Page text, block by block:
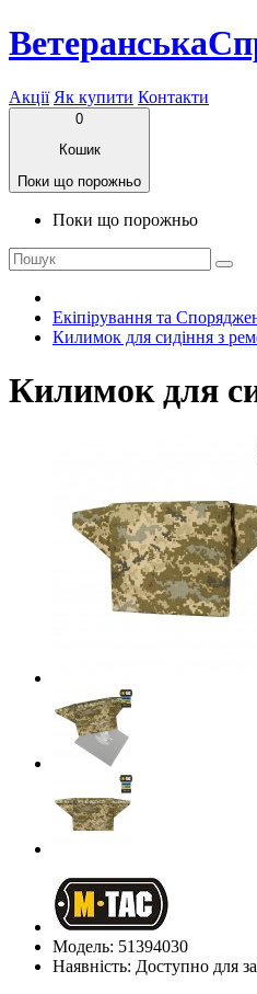
Акції Як купити Контакти
0
Кошик
Поки що порожньо
Поки що порожньо
Екіпірування та
Килимок для сидіння з
Килимок для
Модель: 51394030
Наявність: Доступно для